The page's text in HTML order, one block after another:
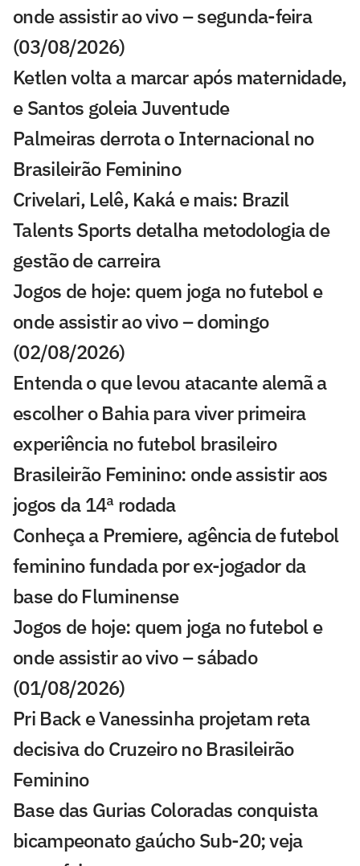
onde assistir ao vivo – segunda-feira
(03/08/2026)
Ketlen volta a marcar após maternidade,
e Santos goleia Juventude
Palmeiras derrota o Internacional no
Brasileirão Feminino
Crivelari, Lelê, Kaká e mais: Brazil
Talents Sports detalha metodologia de
gestão de carreira
Jogos de hoje: quem joga no futebol e
onde assistir ao vivo – domingo
(02/08/2026)
Entenda o que levou atacante alemã a
escolher o Bahia para viver primeira
experiência no futebol brasileiro
Brasileirão Feminino: onde assistir aos
jogos da 14ª rodada
Conheça a Premiere, agência de futebol
feminino fundada por ex-jogador da
base do Fluminense
Jogos de hoje: quem joga no futebol e
onde assistir ao vivo – sábado
(01/08/2026)
Pri Back e Vanessinha projetam reta
decisiva do Cruzeiro no Brasileirão
Feminino
Base das Gurias Coloradas conquista
bicampeonato gaúcho Sub-20; veja